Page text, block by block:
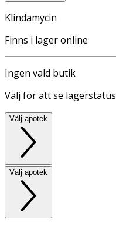
Klindamycin
Finns i lager online
Ingen vald butik
Välj för att se lagerstatus
Välj apotek
Välj apotek